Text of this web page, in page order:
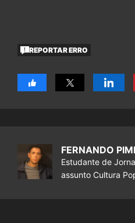
REPORTAR ERRO
FERNANDO
Estudante de
assunto Cultura